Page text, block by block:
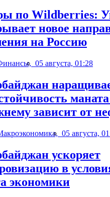
по Wildberries:
новое
на Россию
05 августа, 01:28
зависит от
05 августа,
ускоряет
в
экономики